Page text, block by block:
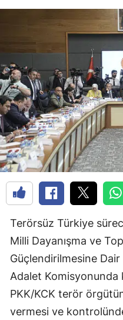
Terörsüz Türkiye
Milli Dayanışma ve
Güçlendirilmesine
Adalet Komisyonunda
PKK/KCK terör
vermesi ve